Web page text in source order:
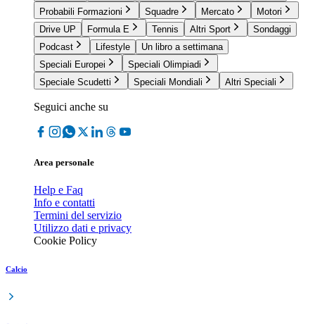
Probabili Formazioni
Squadre Mercato
Motori
Drive UP
Formula E Tennis Altri Sport
Sondaggi
Podcast
Lifestyle
Un libro a settimana
Speciali Europei
Speciali Olimpiadi
Speciale Scudetti
Speciali Mondiali Altri Speciali
Seguici anche su
Area personale
Help e Faq
Info e contatti
Termini del servizio
Utilizzo dati e privacy
Cookie Policy
Calcio